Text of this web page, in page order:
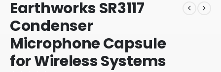
Earthworks SR3117
Condenser
Microphone Capsule
for Wireless Systems